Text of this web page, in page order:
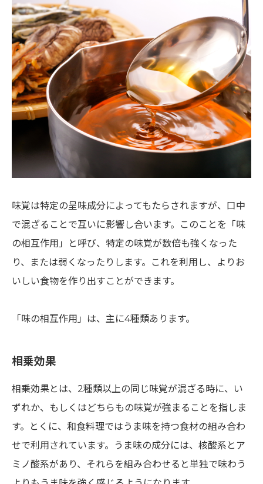
味覚は特定の呈味成分によってもたらされますが、口中
で混ざることで互いに影響し合います。このことを「味
の相互作用」と呼び、特定の味覚が数倍も強くなった
り、または弱くなったりします。これを利用し、よりお
いしい食物を作り出すことができます。
「味の相互作用」は、主に4種類あります。
相乗効果
相乗効果とは、2種類以上の同じ味覚が混ざる時に、い
ずれか、もしくはどちらもの味覚が強まることを指しま
す。とくに、和食料理ではうま味を持つ食材の組み合わ
せで利用されています。うま味の成分には、核酸系とア
ミノ酸系があり、それらを組み合わせると単独で味わう